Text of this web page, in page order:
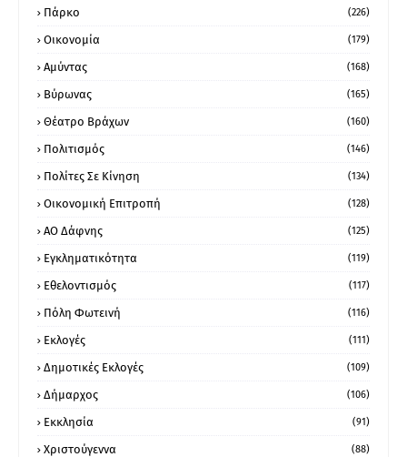
Πάρκο (226)
Οικονομία (179)
Αμύντας (168)
Βύρωνας (165)
Θέατρο Βράχων (160)
Πολιτισμός (146)
Πολίτες Σε Κίνηση (134)
Οικονομική Επιτροπή (128)
ΑΟ Δάφνης (125)
Εγκληματικότητα (119)
Εθελοντισμός (117)
Πόλη Φωτεινή (116)
Εκλογές (111)
Δημοτικές Εκλογές (109)
Δήμαρχος (106)
Εκκλησία (91)
Χριστούγεννα (88)